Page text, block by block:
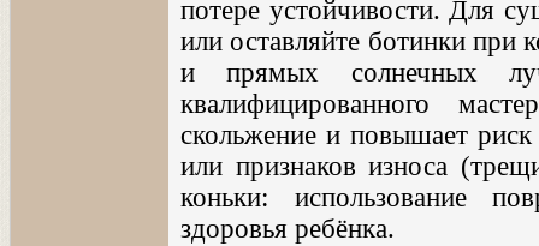
потере устойчивости. Для
или оставляйте ботинки при
и прямых солнечных
квалифицированного
скольжение и повышает
или признаков износа
коньки: использование
здоровья ребёнка.